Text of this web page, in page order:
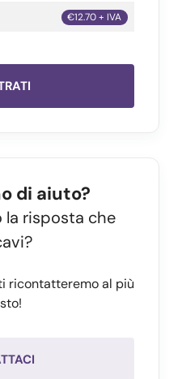
€12.70 + IVA
di aiuto?
la risposta che
ricontatteremo al più